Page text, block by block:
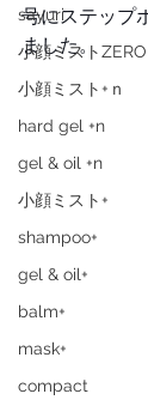
sayuri
小顔ミストZERO
小顔ミスト+ｎ
hard gel +n
gel & oil +n
小顔ミスト+
shampoo+
gel & oil+
balm+
mask+
compact
号にステップ
ました。